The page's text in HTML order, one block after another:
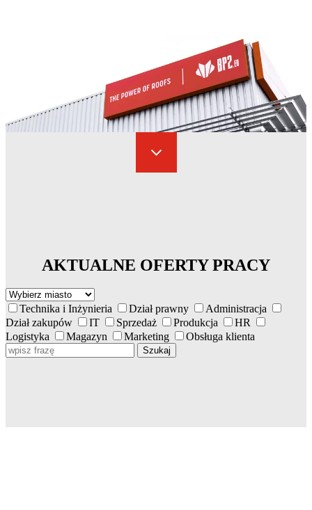
AKTUALNE OFERTY PRACY
Technika i Inżynieria Dział prawny
Administracja
Dział zakupów
IT Sprzedaż Produkcja
HR
Logistyka
Magazyn Marketing Obsługa klienta
Szukaj